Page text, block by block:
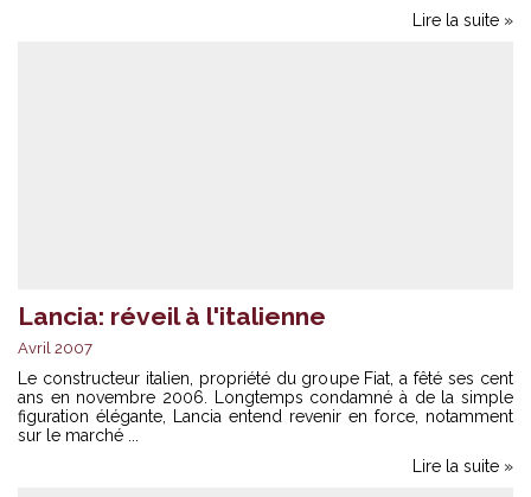
Lire la suite »
Lancia: réveil à l'italienne
Avril 2007
Le constructeur italien, propriété du groupe Fiat, a fêté ses cent
ans en novembre 2006. Longtemps condamné à de la simple
figuration élégante, Lancia entend revenir en force, notamment
sur le marché ...
Lire la suite »